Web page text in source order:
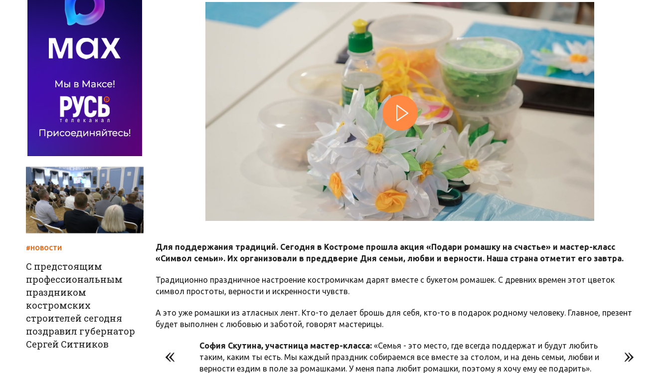
Для поддержания традиций. Сегодня в Костроме прошла акция «Подари ромашку на счастье» и мастер-класс
«Символ семьи». Их организовали в преддверие Дня семьи, любви и верности. Наша страна отметит его завтра.
Традиционно праздничное настроение костромичкам дарят вместе с букетом ромашек. С древних времен этот цветок
символ простоты, верности и искренности чувств.
А это уже ромашки из атласных лент. Кто-то делает брошь для себя, кто-то в подарок родному человеку. Главное, презент
будет выполнен с любовью и заботой, говорят мастерицы.
София Скутина, участница мастер-класса: «Семья - это место, где всегда поддержат и будут любить
таким, каким ты есть. Мы каждый праздник собираемся все вместе за столом, и на день семьи, любви и
верности ездим в поле за ромашками. У меня папа любит ромашки, поэтому я хочу ему ее подарить».
#НОВОСТИ
С предстоящим
профессиональным
праздником
костромских
строителей сегодня
поздравил губернатор
Сергей Ситников